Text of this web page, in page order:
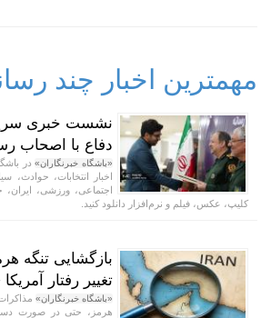
مهمترین اخبار چند
نشست خبری
دفاع با اصحاب
«باشگاه خبرنگاران»در
اخبار انتخابات، حوادث،
اجتماعی، ورزشی، ایران،
کلیپ، عکس، فیلم و نرم‌افزار دانلود کنید.
بازگشایی تنگه
تغییر رفتار
«باشگاه خبرنگاران»
هرمز، حتی در صورت